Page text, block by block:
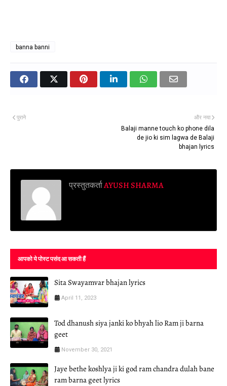
banna banni
और नया
Balaji manne touch ko phone dila
de jio ki sim lagwa de Balaji
bhajan lyrics
पुराने
प्रस्तुतकर्ताAYUSH SHARMA
आपको ये पोस्ट पसंद आ सकती हैं
Sita Swayamvar bhajan lyrics
April 11, 2023
Tod dhanush siya janki ko bhyah lio Ram ji barna
geet
November 30, 2021
Jaye bethe koshlya ji ki god ram chandra dulah bane
ram barna geet lyrics